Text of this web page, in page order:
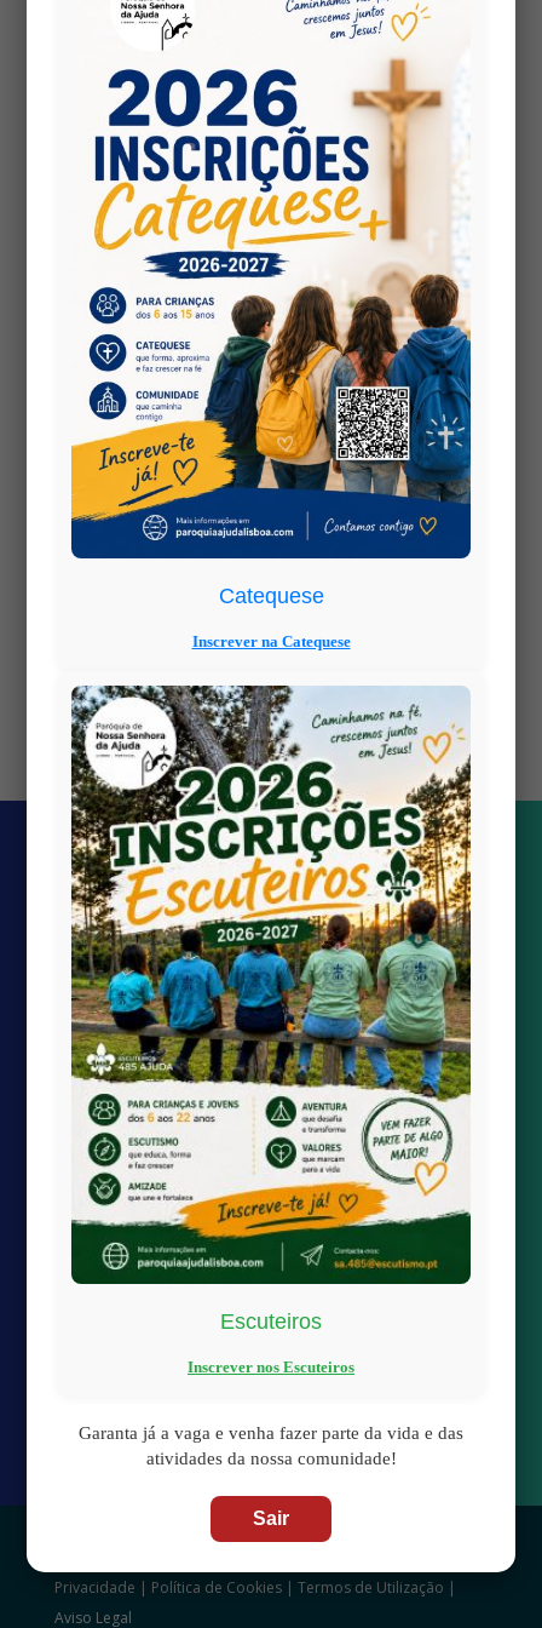
Views: 1
Quick links
Transmissão Online
Calendário Paroquial

Largo da Boa-Hora à Ajuda
1300-100 Lisboa
Privacidade | Política de Cookies| Termos de Utilização |
Aviso Legal
Catequese
Inscrever na Catequese
Escuteiros
Inscrever nos Escuteiros
Garanta já a vaga e venha fazer parte da vida e das
atividades da nossa comunidade!
Sair